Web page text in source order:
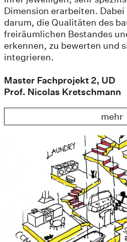
Dimension erarbeiten.
darum, die Qualitäten des
freiräumlichen Bestandes
erkennen, zu bewerten und
integrieren.
Master Fachprojekt 2, UD
Prof. Nicolas Kretschmann
mehr